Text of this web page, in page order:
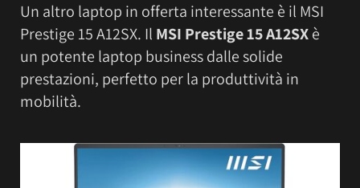
Un altro laptop in offerta interessante è il MSI
Prestige 15 A12SX. Il MSI Prestige 15 A12SXè
un potente laptop business dalle solide
prestazioni, perfetto per la produttività in
mobilità.